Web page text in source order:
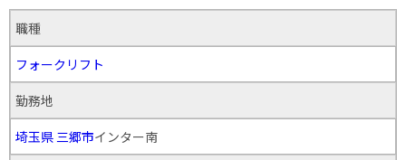
職種
フォークリフト
勤務地
埼玉県 三郷市インター南